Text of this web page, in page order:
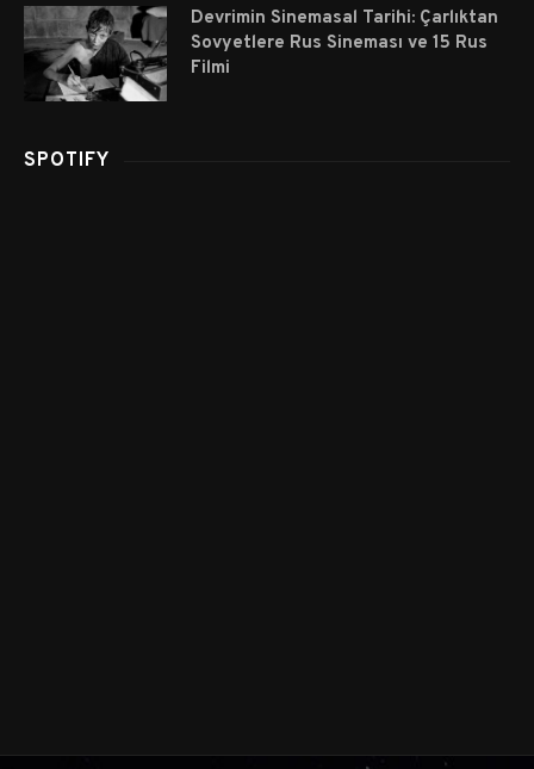
Devrimin Sinemasal Tarihi: Çarlıktan
Sovyetlere Rus Sineması ve 15 Rus
Filmi
SPOTIFY